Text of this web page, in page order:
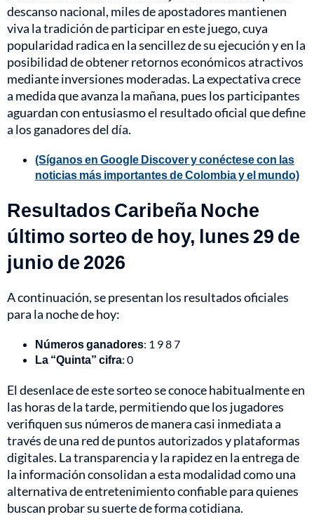
descanso nacional, miles de apostadores mantienen
viva la tradición de participar en este juego, cuya
popularidad radica en la sencillez de su ejecución y en la
posibilidad de obtener retornos económicos atractivos
mediante inversiones moderadas. La expectativa crece
a medida que avanza la mañana, pues los participantes
aguardan con entusiasmo el resultado oficial que define
a los ganadores del día.
(Síganos en Google Discover y conéctese con las
noticias más importantes de Colombia y el mundo)
Resultados Caribeña Noche
último sorteo de hoy, lunes 29 de
junio de 2026
A continuación, se presentan los resultados oficiales
para la noche de hoy:
Números ganadores: 1 9 8 7
La “Quinta” cifra: 0
El desenlace de este sorteo se conoce habitualmente en
las horas de la tarde, permitiendo que los jugadores
verifiquen sus números de manera casi inmediata a
través de una red de puntos autorizados y plataformas
digitales. La transparencia y la rapidez en la entrega de
la información consolidan a esta modalidad como una
alternativa de entretenimiento confiable para quienes
buscan probar su suerte de forma cotidiana.